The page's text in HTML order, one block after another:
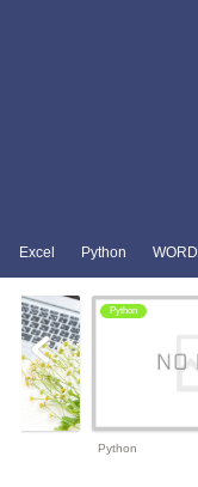
Excel Python WORD